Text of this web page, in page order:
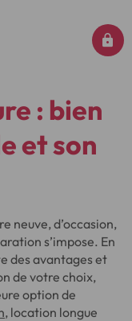
: bien
et son
neuve, d’occasion,
s’impose. En
des avantages et
de votre choix,
option de
, location longue